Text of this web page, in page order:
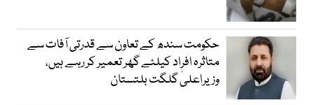
حکومت سندھ کے تعاون سے قدرتی آفات سے
متاثرہ افراد کیلئے گھر تعمیر کر رہے ہیں،
وزیراعلیٰ گلگت بلتستان